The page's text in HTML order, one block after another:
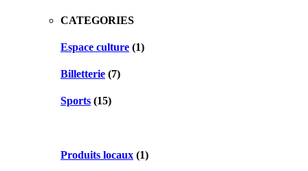
CATEGORIES
Espace culture (1)
Billetterie (7)
Sports (15)
Produits locaux (1)